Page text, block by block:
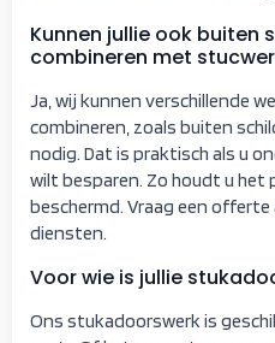
Kunnen jullie ook buiten
combineren met
Ja, wij kunnen verschillende
combineren, zoals buiten
nodig. Dat is praktisch als u
wilt besparen. Zo houdt u het
beschermd. Vraag een
diensten.
Voor wie is jullie
Ons stukadoorswerk is